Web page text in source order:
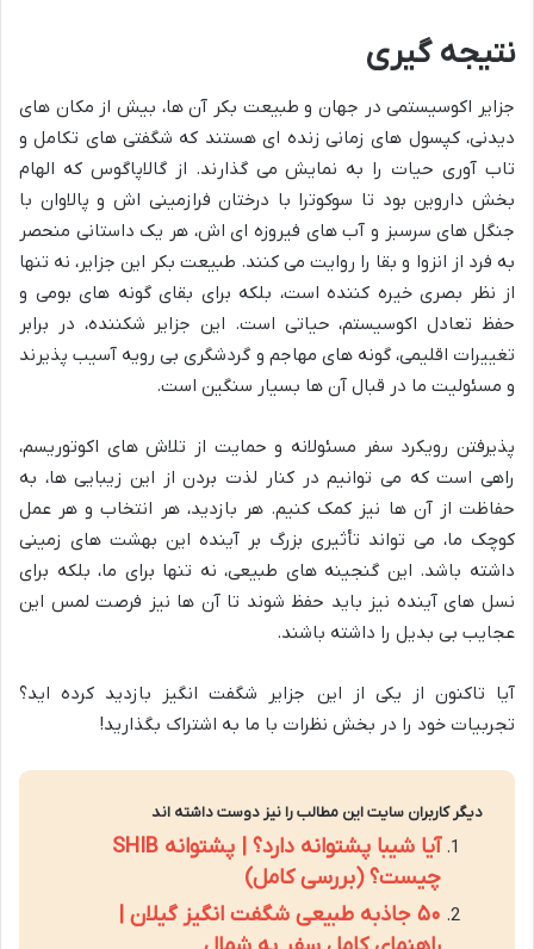
نتیجه گیری
جزایر اکوسیستمی در جهان و طبیعت بکر آن ها، بیش از مکان های
دیدنی، کپسول های زمانی زنده ای هستند که شگفتی های تکامل و
تاب آوری حیات را به نمایش می گذارند. از گالاپاگوس که الهام
بخش داروین بود تا سوکوترا با درختان فرازمینی اش و پالاوان با
جنگل های سرسبز و آب های فیروزه ای اش، هر یک داستانی منحصر
به فرد از انزوا و بقا را روایت می کنند. طبیعت بکر این جزایر، نه تنها
از نظر بصری خیره کننده است، بلکه برای بقای گونه های بومی و
حفظ تعادل اکوسیستم، حیاتی است. این جزایر شکننده، در برابر
تغییرات اقلیمی، گونه های مهاجم و گردشگری بی رویه آسیب پذیرند
و مسئولیت ما در قبال آن ها بسیار سنگین است.
پذیرفتن رویکرد سفر مسئولانه و حمایت از تلاش های اکوتوریسم،
راهی است که می توانیم در کنار لذت بردن از این زیبایی ها، به
حفاظت از آن ها نیز کمک کنیم. هر بازدید، هر انتخاب و هر عمل
کوچک ما، می تواند تأثیری بزرگ بر آینده این بهشت های زمینی
داشته باشد. این گنجینه های طبیعی، نه تنها برای ما، بلکه برای
نسل های آینده نیز باید حفظ شوند تا آن ها نیز فرصت لمس این
عجایب بی بدیل را داشته باشند.
آیا تاکنون از یکی از این جزایر شگفت انگیز بازدید کرده اید؟
تجربیات خود را در بخش نظرات با ما به اشتراک بگذارید!
دیگر کاربران سایت این مطالب را نیز دوست داشته اند
آیا شیبا پشتوانه دارد؟ | پشتوانه SHIB
چیست؟ (بررسی کامل)
۵۰ جاذبه طبیعی شگفت انگیز گیلان |